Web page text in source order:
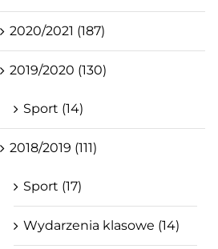
2020/2021 (187)
2019/2020 (130)
Sport (14)
2018/2019 (111)
Sport (17)
Wydarzenia klasowe (14)